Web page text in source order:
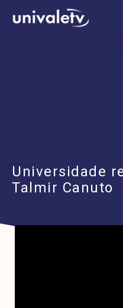
conteúdo
Universidade
Talmir Canuto